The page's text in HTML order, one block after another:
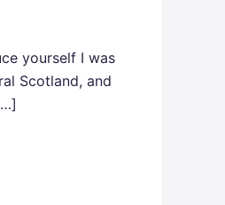
yourself I was
Scotland, and